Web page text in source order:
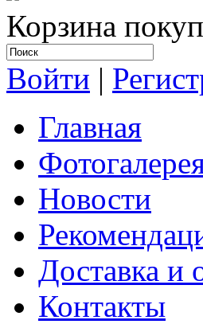
Корзина
Войти |
Главная
Новости
Доставка и
Контакты